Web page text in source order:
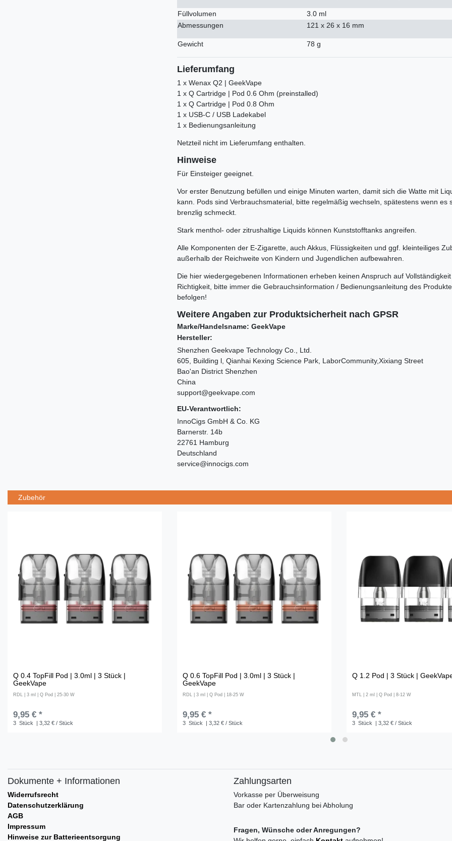
Füllvolumen
3.0 ml
Abmessungen
121 x 26 x 16 mm
Gewicht 78 g
Lieferumfang
1 x Wenax Q2 | GeekVape
1 x Q Cartridge | Pod 0.6 Ohm (preinstalled)
1 x Q Cartridge | Pod 0.8 Ohm
1 x USB-C / USB Ladekabel
1 x Bedienungsanleitung
Netzteil nicht im Lieferumfang enthalten.
Hinweise
Für Einsteiger geeignet.
Vor erster Benutzung befüllen und einige Minuten warten, damit sich die Watte mit
kann. Pods sind Verbrauchsmaterial, bitte regelmäßig wechseln, spätestens wenn es
brenzlig schmeckt.
Stark menthol- oder zitrushaltige Liquids können Kunststofftanks angreifen.
Alle Komponenten der E-Zigarette, auch Akkus, Flüssigkeiten und ggf. kleinteiliges
außerhalb der Reichweite von Kindern und Jugendlichen aufbewahren.
Die hier wiedergegebenen Informationen erheben keinen Anspruch auf
Richtigkeit, bitte immer die Gebrauchsinformation / Bedienungsanleitung des
befolgen!
Weitere Angaben zur Produktsicherheit nach GPSR
Marke/Handelsname: GeekVape
Hersteller:
Shenzhen Geekvape Technology Co., Ltd.
605, Building l, Qianhai Kexing Science Park, LaborCommunity,Xixiang Street
Bao'an District Shenzhen
China
support@geekvape.com
EU-Verantwortlich:
InnoCigs GmbH & Co. KG
Barnerstr. 14b
22761 Hamburg
Deutschland
service@innocigs.com
Zubehör
Q 0.4 TopFill Pod | 3.0ml | 3 Stück |
GeekVape
RDL | 3 ml | Q Pod | 25-30 W
9,95 € *
3 Stück | 3,32 € / Stück
Q 0.6 TopFill Pod | 3.0ml | 3 Stück |
GeekVape
RDL | 3 ml | Q Pod | 18-25 W
9,95 € *
3 Stück | 3,32 € / Stück
Q 1.2 Pod | 3 Stück |
MTL | 2 ml | Q Pod | 8-12 W
9,95 € *
3 Stück | 3,32 € / Stück
Dokumente + Informationen
Widerrufsrecht
Datenschutzerklärung
AGB
Impressum
Hinweise zur Batterieentsorgung
Zahlungsarten
Vorkasse per Überweisung
Bar oder Kartenzahlung bei Abholung
Fragen, Wünsche oder Anregungen?